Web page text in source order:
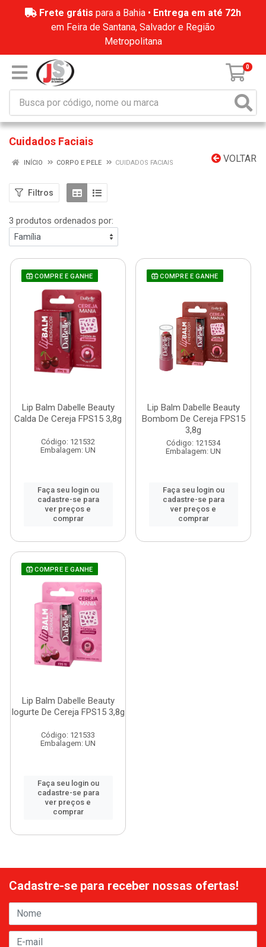
Frete grátis para a Bahia • Entrega em até 72h
em Feira de Santana, Salvador e Região
Metropolitana
0
Cuidados Faciais
VOLTAR
INÍCIO CORPO E PELE CUIDADOS FACIAIS
Filtros
3 produtos ordenados por:
COMPRE E GANHE
Lip Balm Dabelle Beauty
Calda De Cereja FPS15 3,8g
Código: 121532
Embalagem: UN
Faça seu login ou
cadastre-se para
ver preços e
comprar
COMPRE E GANHE
Lip Balm Dabelle Beauty
Bombom De Cereja FPS15
3,8g
Código: 121534
Embalagem: UN
Faça seu login ou
cadastre-se para
ver preços e
comprar
COMPRE E GANHE
Lip Balm Dabelle Beauty
Iogurte De Cereja FPS15 3,8g
Código: 121533
Embalagem: UN
Faça seu login ou
cadastre-se para
ver preços e
comprar
Cadastre-se para receber nossas ofertas!